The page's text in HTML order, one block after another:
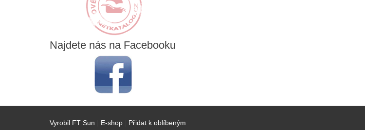
Najdete nás na Facebooku
Vyrobil FT Sun E-shop Přidat k oblíbeným